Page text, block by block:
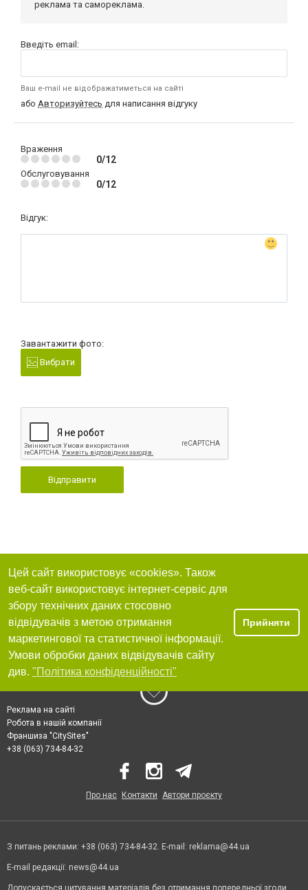
реклама та самореклама.
Введіть email:
Ваш e-mail не відображатиметься на сайті
або Авторизуйтесь для написання відгуку
Враження
0/12
Обслуговування
0/12
Відгук:
Завантажити фото:
Вибрати
Відправити
Цей сайт використовує «cookies». Також
веб-сайт використовує інтернет-сервіс для
збору технічних даних стосовно
відвідувачів з метою отримання
маркетингової та статистичної інформації.
Умови обробки даних відвідувачів сайту
див. "Політика конфіденційності"
Прийняти
Реклама на сайті
Робота в нашій компанії
Франшиза "CitySites"
+38 (063) 734-84-32
Про нас Контакти Автори проєкту
З питань реклами: +38 (063) 734-84-32. E-mail: reklama@44.ua
E-mail редакції: news@44.ua
Допускається цитування матеріалів без отримання попередньої згоди